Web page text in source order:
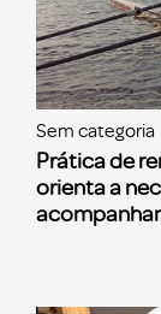
Sem categoria
Prática de
orienta a